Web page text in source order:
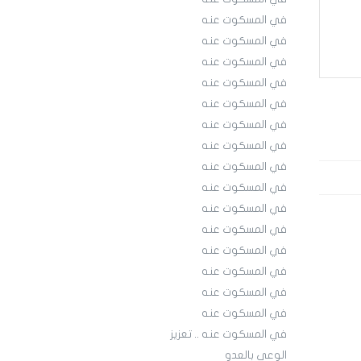
في المسكوت عنه
في المسكوت عنه
في المسكوت عنه
في المسكوت عنه
في المسكوت عنه
في المسكوت عنه
في المسكوت عنه
في المسكوت عنه
في المسكوت عنه
في المسكوت عنه
في المسكوت عنه
في المسكوت عنه
في المسكوت عنه
في المسكوت عنه
في المسكوت عنه
في المسكوت عنه .. تعزيز
الوعي بالعدو